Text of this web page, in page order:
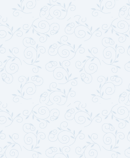
混砂浆搅拌站
玻化微珠搅拌机 树枝粉碎机